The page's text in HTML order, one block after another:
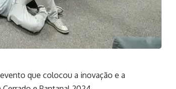
que colocou a inovação e a